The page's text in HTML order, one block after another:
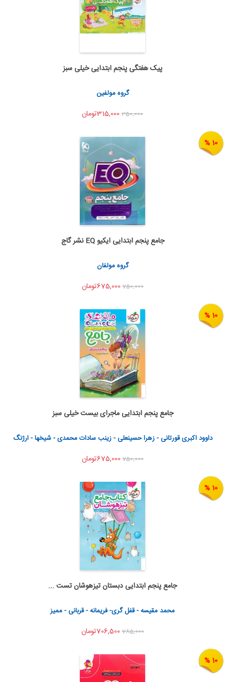
اضافه به سبد خرید
اشتراک گذاری
پیک هفتگی پنجم ابتدایی خیلی سبز
گروه مولفین
350,000
10 %
اضافه به سبد خرید
اشتراک گذاری
جامع پنجم ابتدایی ایکیو EQ نشر گاج
گروه مولفان
750,000675,000تومان
10 %
اضافه به سبد خرید
اشتراک گذاری
جامع پنجم ابتدایی ماجرای بیست خیلی سبز
داوود اکبری قورتانی - زهرا حسینعلی - زینب سادات محمدی - شیخها - ارژنگ
750,000675,000تومان
10 %
اضافه به سبد خرید
اشتراک گذاری
جامع پنجم ابتدایی دبستان تیزهوشان تست ...
محمد مقیسه - قفل گری- فریمانه - قربانی - ممیز
785,000706,500تومان
10 %